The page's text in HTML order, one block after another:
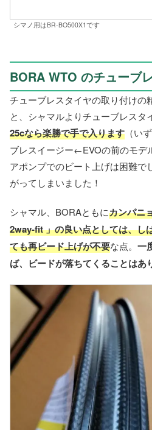
シマノ用はBR-BO500X1です
BORA WTO のチューブ
チューブレスタイヤの取り付けの
と、シャマルよりチューブレスタ
25cなら楽勝で手で入ります （い
ブレスイージー←EVOの前のモデ
アポンプでのビート上げは困難で
がってしまいました！
シャマル、BORAともにカンパニ
2way-fit 」の良い点としては、し
ても再ビード上げが不要な点。 一
ば、ビードが落ちてくることはあ